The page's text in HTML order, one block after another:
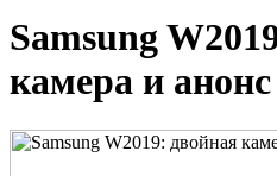
Samsung
камера и анонс